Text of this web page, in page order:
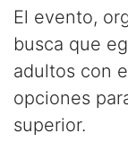
El evento,
busca que
adultos con
opciones
superior.